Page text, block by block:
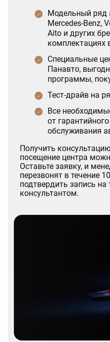
Модельный ряд
Mercedes-Benz,
Aito и других
комплектациях
Специальные
Панавто,
программы,
Тест-драйв на
Все
от
обслуживания
Получить
посещение центра
Оставьте заявку, и
перезвонят в течение
подтвердить запись на
консультантом.